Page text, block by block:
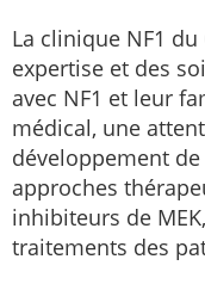
La clinique NF1
expertise et des
avec NF1 et leur
médical, une
développement de
approches
inhibiteurs de
traitements des